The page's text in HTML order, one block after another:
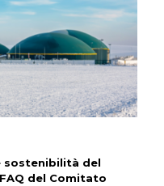
sostenibilità del
del Comitato